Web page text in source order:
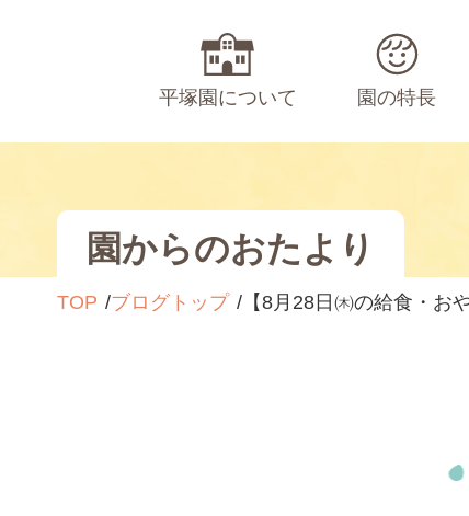
平塚園について 園の特長
園からのおたより
TOP ブログトップ 【8月28日㈭の給食・おや